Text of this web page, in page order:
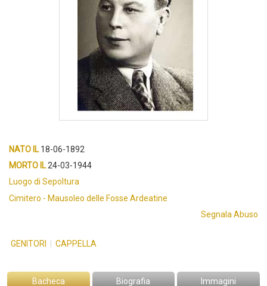
NATO IL18-06-1892
MORTO IL24-03-1944
Luogo di Sepoltura
Cimitero - Mausoleo delle Fosse Ardeatine
Segnala Abuso
GENITORI CAPPELLA
Bacheca Biografia Immagini